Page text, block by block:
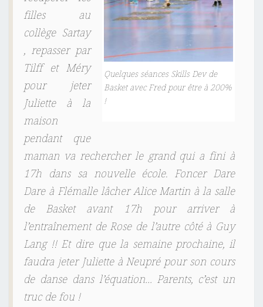
L
A
E
N
T
Quelques séances Skills Dev de
Basket avec Fred pour être à 200%
!
filles au
collège Sartay
, repasser par
Tilff et Méry
pour jeter
Juliette à la
maison
pendant que
maman va rechercher le grand qui a fini à
17h dans sa nouvelle école. Foncer Dare
Dare à Flémalle lâcher Alice Martin à la salle
de Basket avant 17h pour arriver à
l’entraînement de Rose de l’autre côté à Guy
Lang !! Et dire que la semaine prochaine, il
faudra jeter Juliette à Neupré pour son cours
de danse dans l’équation… Parents, c’est un
truc de fou !